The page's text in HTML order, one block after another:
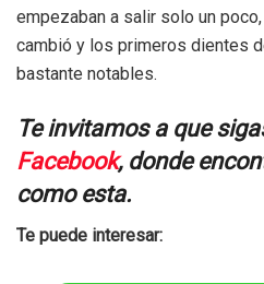
empezaban a salir solo un
cambió y los primeros dientes
bastante notables.
Te invitamos a que
Facebook, donde
como esta.
Te puede interesar: